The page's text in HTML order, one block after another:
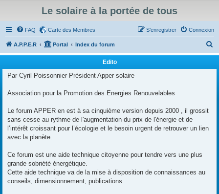
Le solaire à la portée de tous
FAQ Carte des Membres Connexion
S’enregistrer
A.P.P.E.R Portal Index du forum
e
Edito
Par Cyril Poissonnier Président Apper-solaire
Association pour la Promotion des Energies Renouvelables
Le forum APPER en est à sa cinquième version depuis 2000 , il grossit
sans cesse au rythme de l'augmentation du prix de l'énergie et de
l’intérêt croissant pour l’écologie et le besoin urgent de retrouver un lien
avec la planète.
Ce forum est une aide technique citoyenne pour tendre vers une plus
grande sobriété énergétique.
Cette aide technique va de la mise à disposition de connaissances au
conseils, dimensionnement, publications.